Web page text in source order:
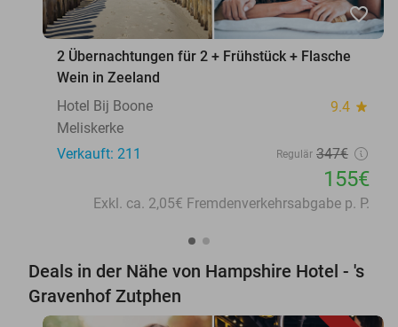
favorite_border
2 Übernachtungen für 2 + Frühstück + Flasche
Wein in Zeeland
Hotel Bij Boone
9.4 star
Meliskerke
Verkauft: 211
Regulär 347€
155€
Exkl. ca. 2,05€ Fremdenverkehrsabgabe p. P.
Deals in der Nähe von Hampshire Hotel - 's
Gravenhof Zutphen